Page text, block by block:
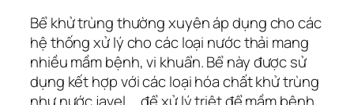
Bể khử trùng thường xuyên áp dụng cho các
hệ thống xử lý cho các loại nước thải mang
nhiều mầm bệnh, vi khuẩn. Bể này được sử
dụng kết hợp với các loại hóa chất khử trùng